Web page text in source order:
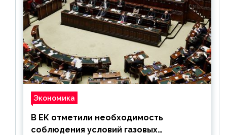
Экономика
В ЕК отметили необходимость
соблюдения условий газовых